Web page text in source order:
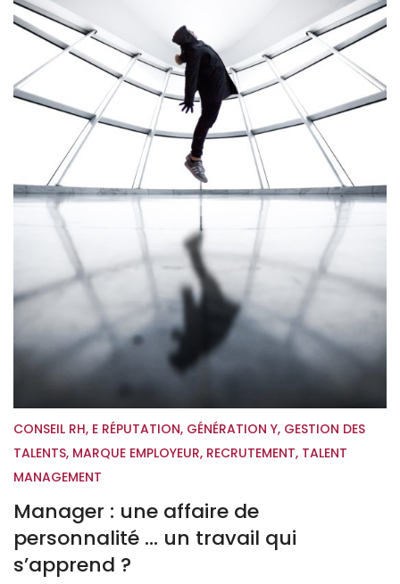
CONSEIL RH, E RÉPUTATION, GÉNÉRATION Y, GESTION DES
TALENTS, MARQUE EMPLOYEUR, RECRUTEMENT, TALENT
MANAGEMENT
Manager : une affaire de
personnalité … un travail qui
s’apprend ?